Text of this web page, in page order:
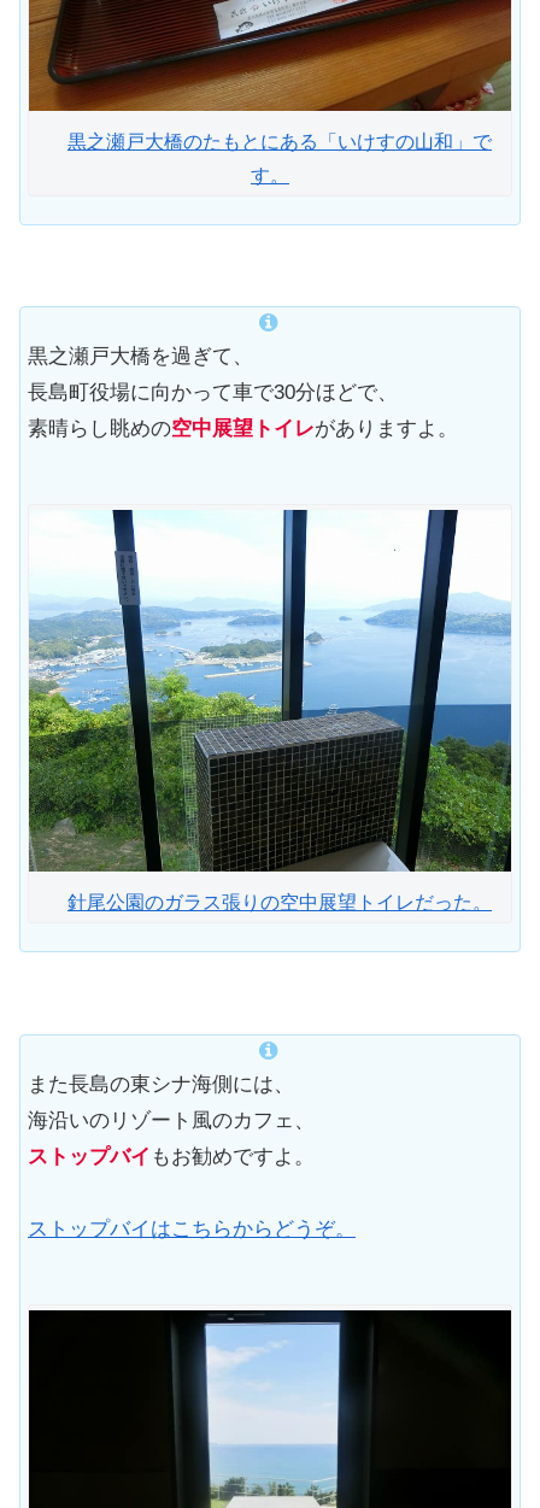
黒之瀬戸大橋のたもとにある「いけすの山和」で
す。
黒之瀬戸大橋を過ぎて、
長島町役場に向かって車で30分ほどで、
素晴らし眺めの空中展望トイレがありますよ。
針尾公園のガラス張りの空中展望トイレだった。
また長島の東シナ海側には、
海沿いのリゾート風のカフェ、
ストップバイ もお勧めですよ。
ストップバイはこちらからどうぞ。